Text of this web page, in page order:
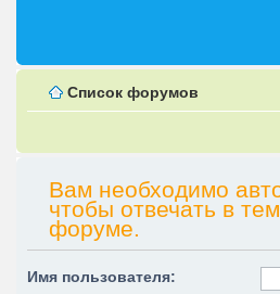
Список форумов
Вам необходимо
чтобы отвечать в
форуме.
Имя пользователя: